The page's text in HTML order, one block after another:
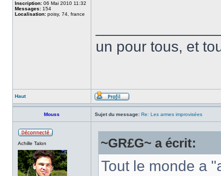
Inscription: 06 Mai 2010 11:32
Messages: 154
Localisation: poisy, 74, france
un pour tous, et
Haut
Mouss Sujet du message: Re: Les armes improvisées
Achille Talon ~GR£G~ a écrit:
Tout le monde a